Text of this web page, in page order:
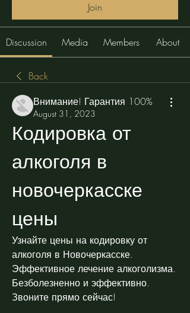
Join
Discussion Media Members About
Back
Внимание! Гарантия 100%
August 31, 2023
Кодировка от
алкоголя в
новочеркасске
цены
Узнайте цены на кодировку от
алкоголя в Новочеркасске.
Эффективное лечение алкоголизма.
Безболезненно и эффективно.
Звоните прямо сейчас!